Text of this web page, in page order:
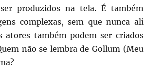
produzidos na tela. É também
complexas, sem que nunca ali
atores também podem ser criados
não se lembra de Gollum (Meu